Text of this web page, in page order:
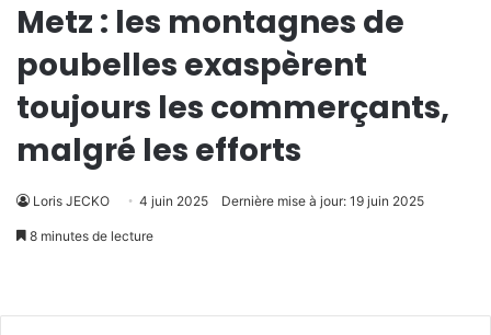
Metz : les montagnes de
poubelles exaspèrent
toujours les commerçants,
malgré les efforts
Loris JECKO 4 juin 2025 Dernière mise à jour: 19 juin 2025
8 minutes de lecture